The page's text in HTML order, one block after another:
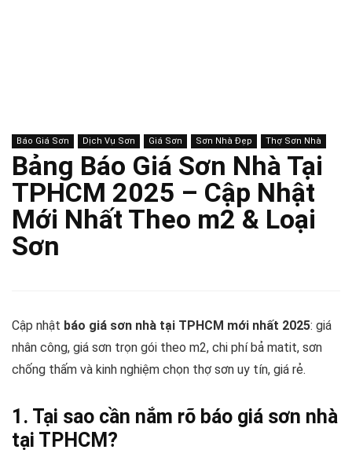
Báo Giá Sơn Dịch Vụ Sơn Giá Sơn Sơn Nhà Đẹp Thợ Sơn Nhà
Bảng Báo Giá Sơn Nhà Tại
TPHCM 2025 – Cập Nhật
Mới Nhất Theo m2 & Loại
Sơn
Cập nhật báo giá sơn nhà tại TPHCM mới nhất 2025: giá
nhân công, giá sơn trọn gói theo m2, chi phí bả matit, sơn
chống thấm và kinh nghiệm chọn thợ sơn uy tín, giá rẻ.
1. Tại sao cần nắm rõ báo giá sơn nhà
tại TPHCM?